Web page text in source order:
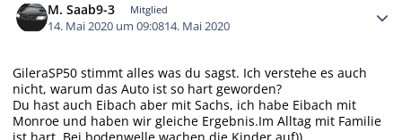
M. Saab9-3 Mitglied
14. Mai 2020 um 09:0814. Mai 2020
GileraSP50 stimmt alles was du sagst. Ich verstehe es auch
nicht, warum das Auto ist so hart geworden?
Du hast auch Eibach aber mit Sachs, ich habe Eibach mit
Monroe und haben wir gleiche Ergebnis.Im Alltag mit Familie